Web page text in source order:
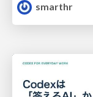
smarthr